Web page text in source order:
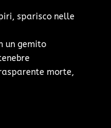
sparisco nelle
un gemito
morte,